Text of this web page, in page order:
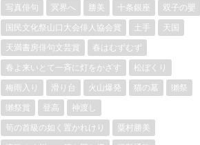
写真俳句
冥界へ 勝美 十条銀座
双子の嬰
国民文化祭山口大会俳人協会賞
土手
天国
天満書房俳句文芸賞
春はむずむず
春よ来いとて一斉に灯をかざす
松ぼくり
梅雨入り
滑り台 火山爆発 猫の墓
獺祭
獺祭賞
登高
神渡し
筍の首級の如く置かれけり
粟村勝美